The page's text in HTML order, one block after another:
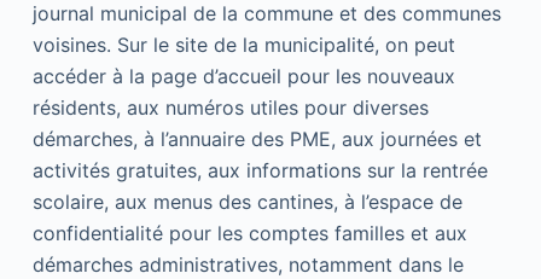
journal municipal de la commune et des communes
voisines. Sur le site de la municipalité, on peut
accéder à la page d’accueil pour les nouveaux
résidents, aux numéros utiles pour diverses
démarches, à l’annuaire des PME, aux journées et
activités gratuites, aux informations sur la rentrée
scolaire, aux menus des cantines, à l’espace de
confidentialité pour les comptes familles et aux
démarches administratives, notamment dans le